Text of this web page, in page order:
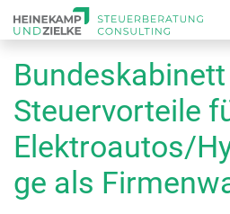
Steuervorteile
Elektroautos/
ge als